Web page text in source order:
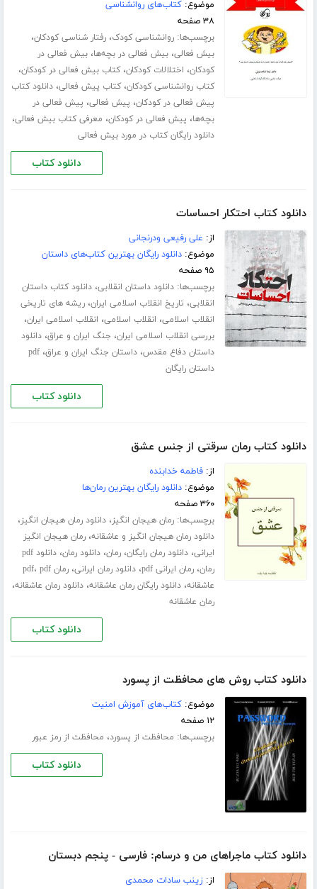
موضوع:کتاب‌های روانشناسی
۳۸ صفحه
برچسب‌ها:روانشناسی کودک،رفتار شناسی کودکان،
بیش فعالی،بیش فعالی در بچه‌ها،بیش فعالی در
کودکان، اختلالات کودکان،کتاب بیش فعالی در کودکان،
کتاب روانشناسی کودکان،کتاب پیش فعالی،دانلود کتاب
پیش فعالی در کودکان، پیش فعالی، پیش فعالی در
بچه‌ها، پیش فعالی در کودکان، معرفی کتاب بیش فعالی،
دانلود رایگان کتاب در مورد بیش فعالی
دانلود کتاب
دانلود کتاب احتکار احساسات
از: علی رفیعی ودرنجانی
موضوع:دانلود رایگان بهترین کتاب‌های داستان
۹۵ صفحه
برچسب‌ها:دانلود داستان انقلابی،دانلود کتاب داستان
انقلابی، تاریخ انقلاب اسلامی ایران،ریشه های تاریخی
انقلاب اسلامی، انقلاب اسلامی، انقلاب اسلامی ایران،
بررسی انقلاب اسلامی ایران، جنگ ایران و عراق،دانلود
داستان دفاع مقدس،داستان جنگ ایران و عراق،pdf
داستان رایگان
دانلود کتاب
دانلود کتاب رمان سرقتی از جنس عشق
از:فاطمه خدابنده
موضوع:دانلود رایگان بهترین رمان‌ها
۳۶۰ صفحه
برچسب‌ها:رمان هیجان انگیز،دانلود رمان هیجان انگیز،
دانلود رمان هیجان انگیز و عاشقانه،رمان هیجان انگیز
ایرانی،دانلود رمان رایگان،رمان،دانلود رمان،
دانلود pdf
رمان،رمان ایرانی pdf ،دانلود رمان ایرانی،رمان pdf ، pdf
عاشقانه،دانلود رایگان رمان عاشقانه،دانلود رمان عاشقانه،
رمان عاشقانه
دانلود کتاب
دانلود کتاب روش های محافظت از پسورد
موضوع:کتاب‌های آموزش امنیت
۱۲ صفحه
برچسب‌ها: محافظت از پسورد، محافظت از رمز عبور
دانلود کتاب
دانلود کتاب ماجراهای من و درسام: فارسی - پنجم دبستان
از:زینب سادات محمدی